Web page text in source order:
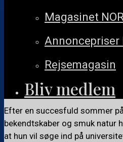
Magasinet
Annoncepriser
Rejsemagasin
Bliv medlem
styrke sin forståelse for dansk
så hun søgte flere stillinger
endte, sammen med fire andre
arbejde på Café Bakken på Læsø.
sommeren lavet massevis af
til Cafeens gæster.
Efter en succesfuld sommer
bekendtskaber og smuk natur
at hun vil søge ind på